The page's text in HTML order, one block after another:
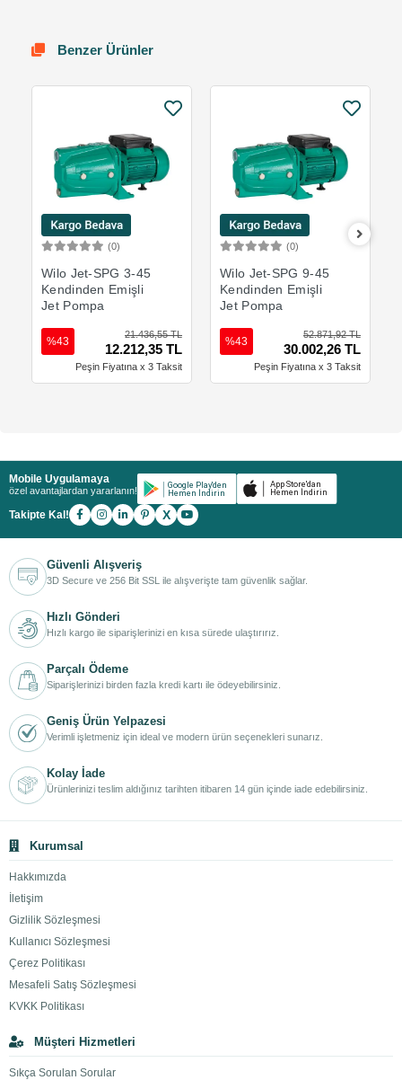
Benzer Ürünler
(0)
Wilo Jet-SPG 3-45
Kendinden Emişli
Jet Pompa
21.436,55 TL
12.212,35 TL
%43
Peşin Fiyatına x 3 Taksit
(0)
Wilo Jet-SPG 9-45
Kendinden Emişli
Jet Pompa
52.871,92 TL
30.002,26 TL
%43
Peşin Fiyatına x 3 Taksit
Mobile Uygulamaya
özel avantajlardan yararlanın!
Takipte Kal! X
Güvenli Alışveriş
3D Secure ve 256 Bit SSL ile alışverişte tam güvenlik sağlar.
Hızlı Gönderi
Hızlı kargo ile siparişlerinizi en kısa sürede ulaştırırız.
Parçalı Ödeme
Siparişlerinizi birden fazla kredi kartı ile ödeyebilirsiniz.
Geniş Ürün Yelpazesi
Verimli işletmeniz için ideal ve modern ürün seçenekleri sunarız.
Kolay İade
Ürünlerinizi teslim aldığınız tarihten itibaren 14 gün içinde iade edebilirsiniz.
Kurumsal
Hakkımızda
İletişim
Gizlilik Sözleşmesi
Kullanıcı Sözleşmesi
Çerez Politikası
Mesafeli Satış Sözleşmesi
KVKK Politikası
Müşteri Hizmetleri
Sıkça Sorulan Sorular